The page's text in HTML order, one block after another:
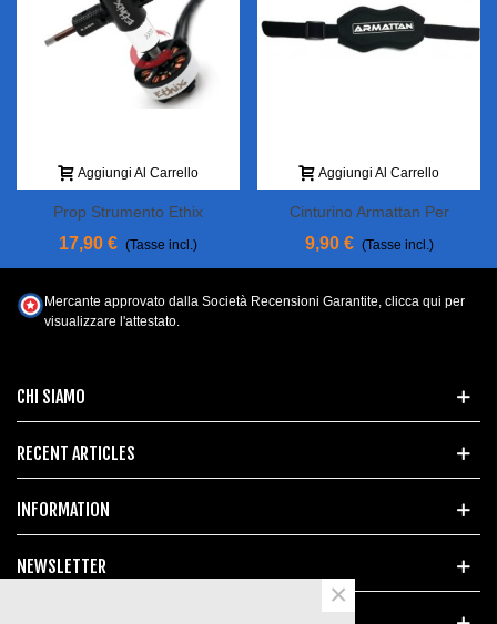
Aggiungi Al Carrello
Prop Strumento Ethix
17,90 € (Tasse incl.)
Aggiungi Al Carrello
Cinturino Armattan Per
Fatshark
9,90 € (Tasse incl.)
CHI SIAMO
RECENT ARTICLES
INFORMATION
NEWSLETTER
Mercante approvato dalla Società Recensioni Garantite, clicca qui per
visualizzare l'attestato.
×